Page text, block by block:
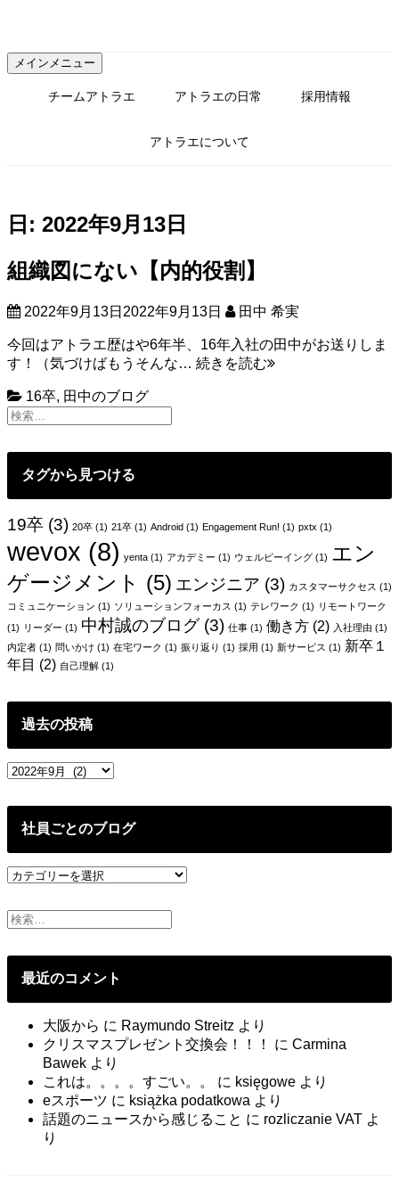
テ
ン
メインメニュー
チームアトラエ アトラエの日常 採用情報
アトラエについて
日: 2022年9月13日
組織図にない【内的役割】
2022年9月13日 2022年9月13日 田中 希実
今回はアトラエ歴はや6年半、16年入社の田中がお送りしま
す！（気づけばもうそんな… 続きを読む組
い
割】
16卒, 田中のブログ
タグから見つける
19卒 (3) 20卒 (1) 21卒 (1) Android (1) Engagement Run! (1) pxtx (1)
wevox (8) yenta (1) アカデミー (1) ウェルビーイング (1) エン
ゲージメント (5) エンジニア (3) カスタマーサクセス (1)
コミュニケーション (1) ソリューションフォーカス (1) テレワーク (1) リモートワーク
(1) リーダー (1) 中村誠のブログ(3) 仕事 (1) 働き方 (2) 入社理由 (1)
内定者 (1) 問いかけ (1) 在宅ワーク (1) 振り返り (1) 採用 (1) 新サービス (1) 新卒１
年目 (2) 自己理解 (1)
過去の投稿
過
の
社員ごとのブログ
社
ご
と
グ
最近のコメント
大阪から に Raymundo Streitz より
クリスマスプレゼント交換会！！！
に Carmina
Bawek より
これは。。。。すごい。。
に księgowe より
eスポーツ に książka podatkowa より
話題のニュースから感じること に rozliczanie VAT よ
り